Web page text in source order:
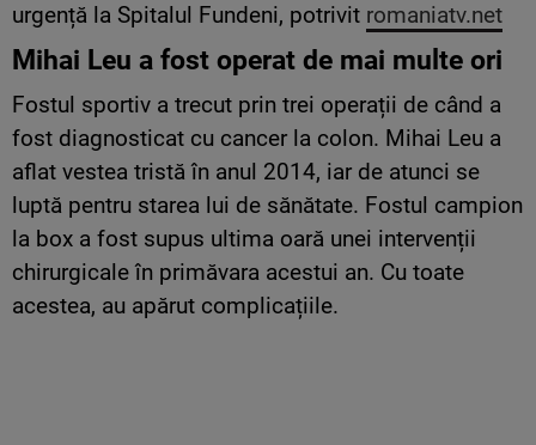
urgență la Spitalul Fundeni, potrivit romaniatv.net
Mihai Leu a fost operat de mai multe ori
Fostul sportiv a trecut prin trei operații de când a
fost diagnosticat cu cancer la colon. Mihai Leu a
aflat vestea tristă în anul 2014, iar de atunci se
luptă pentru starea lui de sănătate. Fostul campion
la box a fost supus ultima oară unei intervenții
chirurgicale în primăvara acestui an. Cu toate
acestea, au apărut complicațiile.